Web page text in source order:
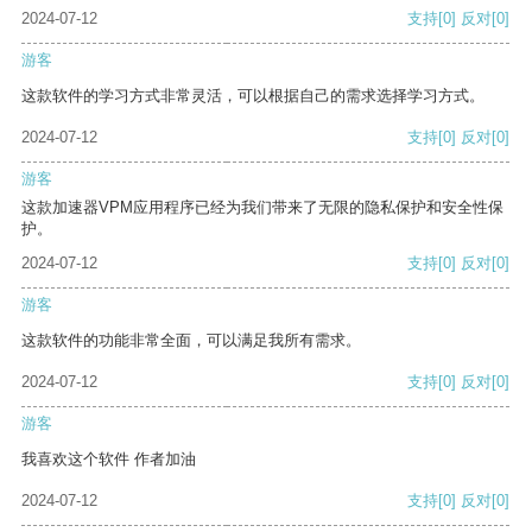
2024-07-12
支持[0] 反对[0]
游客
这款软件的学习方式非常灵活，可以根据自己的需求选择学习方式。
2024-07-12 支持[0] 反对[0]
游客
这款加速器VPM应用程序已经为我们带来了无限的隐私保护和安全性保
护。
2024-07-12
支持[0] 反对[0]
游客
这款软件的功能非常全面，可以满足我所有需求。
2024-07-12 支持[0] 反对[0]
游客
我喜欢这个软件 作者加油
2024-07-12 支持[0] 反对[0]